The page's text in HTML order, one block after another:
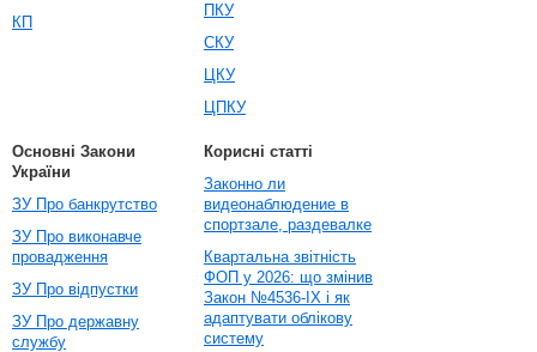
КП
ПКУ
СКУ
ЦКУ
ЦПКУ
Основні Закони
України
ЗУ Про банкрутство
ЗУ Про виконавче
провадження
ЗУ Про відпустки
ЗУ Про державну
службу
Корисні статті
Законно ли
видеонаблюдение в
спортзале, раздевалке
Квартальна звітність
ФОП у 2026: що змінив
Закон №4536-IX і як
адаптувати облікову
систему